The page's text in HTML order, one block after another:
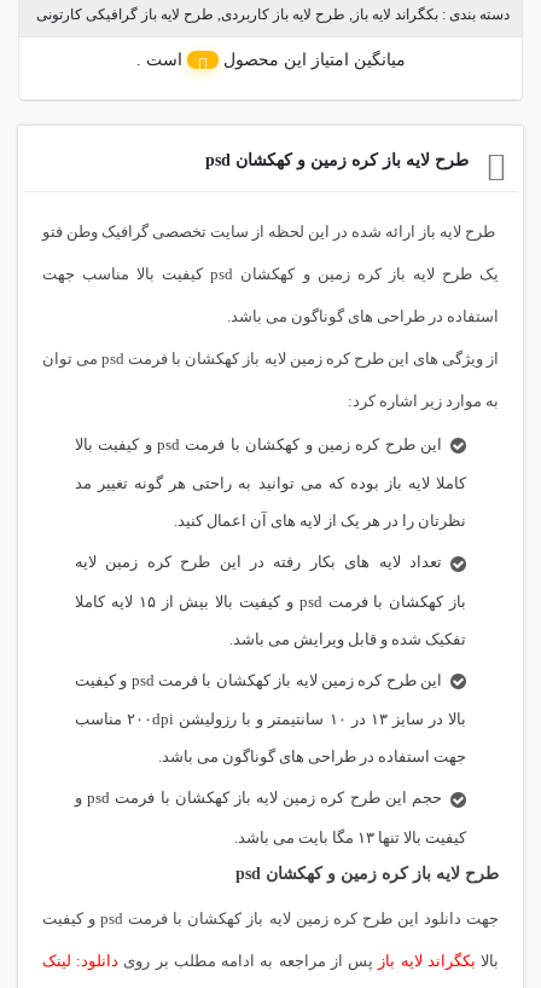
دسته بندی : بکگراند لایه باز , طرح لایه باز کاربردی, طرح لایه باز گرافیکی کارتونی
میانگین امتیاز این محصول است .
طرح لایه باز کره زمین و کهکشان psd
طرح لایه باز ارائه شده در این لحظه از سایت تخصصی گرافیک وطن فتو
یک طرح لایه باز کره زمین و کهکشان psd کیفیت بالا مناسب جهت
استفاده در طراحی های گوناگون می باشد.
از ویژگی های این طرح کره زمین لایه باز کهکشان با فرمت psd می توان
به موارد زیر اشاره کرد:
این طرح کره زمین و کهکشان با فرمت psd و کیفیت بالا
کاملا لایه باز بوده که می توانید به راحتی هر گونه تغییر مد
نظرتان را در هر یک از لایه های آن اعمال کنید.
تعداد لایه های بکار رفته در این طرح کره زمین لایه
باز کهکشان با فرمت psd و کیفیت بالا بیش از ۱۵ لایه کاملا
تفکیک شده و قابل ویرایش می باشد.
این طرح کره زمین لایه باز کهکشان با فرمت psd و کیفیت
بالا در سایز ۱۳ در ۱۰ سانتیمتر و با رزولیشن ۲۰۰dpi مناسب
جهت استفاده در طراحی های گوناگون می باشد.
حجم این طرح کره زمین لایه باز کهکشان با فرمت psd و
کیفیت بالا تنها ۱۳ مگا بایت می باشد.
طرح لایه باز کره زمین و کهکشان psd
جهت دانلود این طرح کره زمین لایه باز کهکشان با فرمت psd و کیفیت
بالا بکگراند لایه باز پس از مراجعه به ادامه مطلب بر روی دانلود: لینک